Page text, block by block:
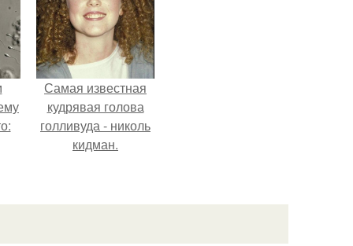
Самая известная
кудрявая голова
голливуда - николь
кидман.